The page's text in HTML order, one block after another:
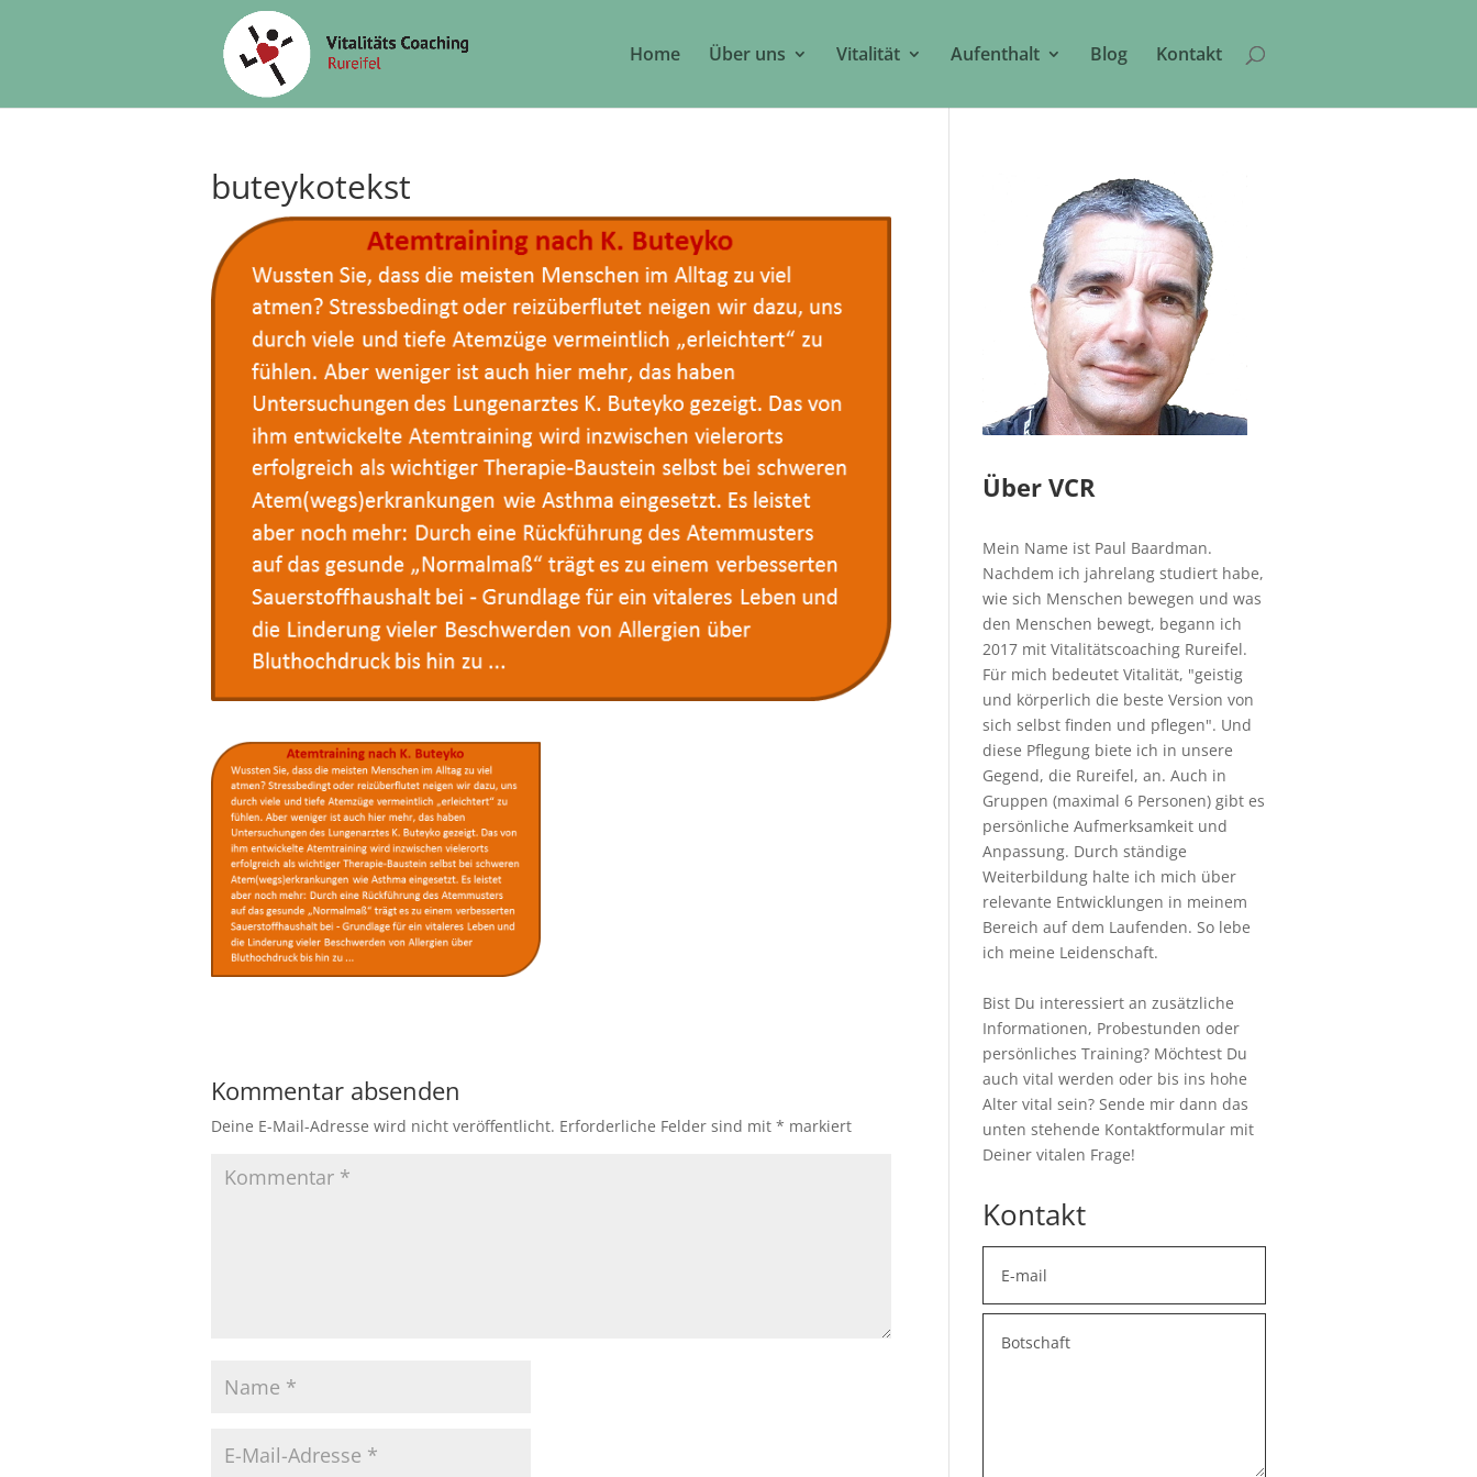
Home Über uns Vitalität Aufenthalt Blog Kontakt
buteykotekst
Kommentar absenden
Deine E-Mail-Adresse wird nicht veröffentlicht. Erforderliche Felder sind mit * markiert
Über VCR
Mein Name ist Paul Baardman.
Nachdem ich jahrelang studiert habe,
wie sich Menschen bewegen und was
den Menschen bewegt, begann ich
2017 mit Vitalitätscoaching Rureifel.
Für mich bedeutet Vitalität, "geistig
und körperlich die beste Version von
sich selbst finden und pflegen". Und
diese Pflegung biete ich in unsere
Gegend, die Rureifel, an. Auch in
Gruppen (maximal 6 Personen) gibt es
persönliche Aufmerksamkeit und
Anpassung. Durch ständige
Weiterbildung halte ich mich über
relevante Entwicklungen in meinem
Bereich auf dem Laufenden. So lebe
ich meine Leidenschaft.
Bist Du interessiert an zusätzliche
Informationen, Probestunden oder
persönliches Training? Möchtest Du
auch vital werden oder bis ins hohe
Alter vital sein? Sende mir dann das
unten stehende Kontaktformular mit
Deiner vitalen Frage!
Kontakt